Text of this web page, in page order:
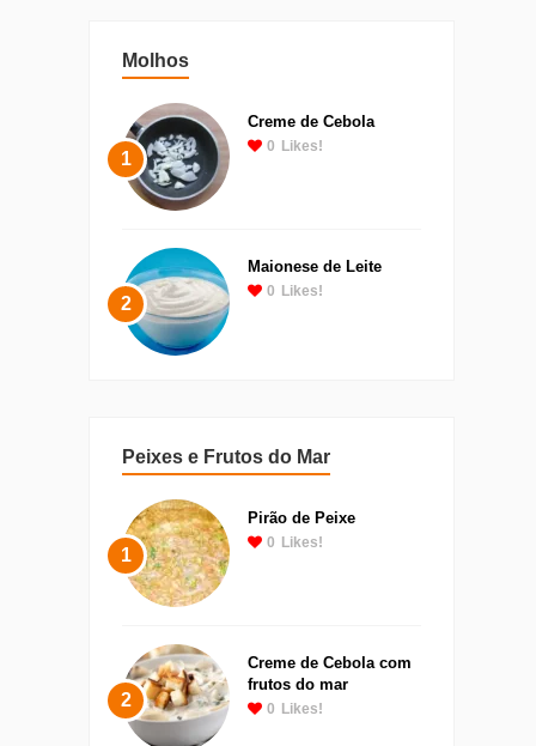
Molhos
1
Creme de Cebola
0 Likes!
2
Maionese de Leite
0 Likes!
Peixes e Frutos do Mar
1
Pirão de Peixe
0 Likes!
2
Creme de Cebola com
frutos do mar
0 Likes!